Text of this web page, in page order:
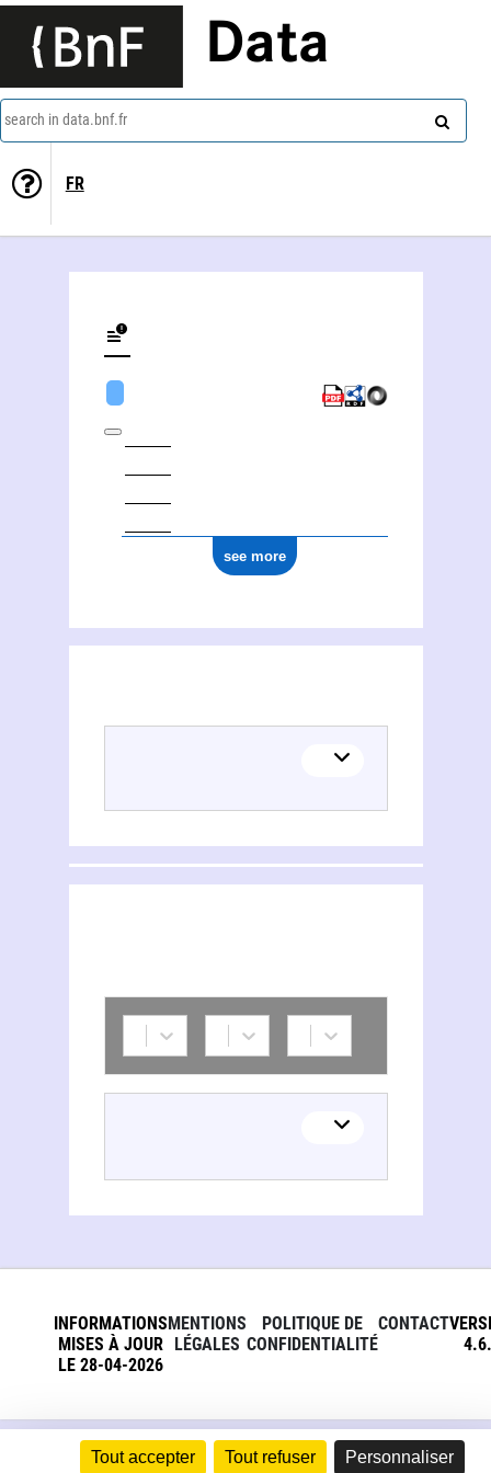
Tout accepter Tout refuser Personnaliser
Data
search in data.bnf.fr
FR
see more
INFORMATIONS
MISES À JOUR
LE 28-04-2026
MENTIONS
LÉGALES
POLITIQUE DE
CONFIDENTIALITÉ
CONTACT